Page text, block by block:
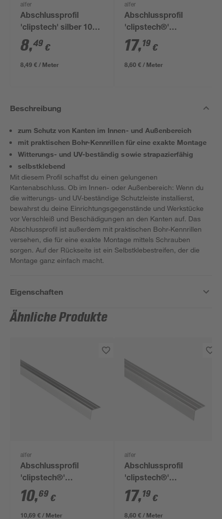
alfer
Abschlussprofil
'clipstech' silber 1000
x 8 mm
8,49 €
8,49 € / Meter
alfer
Abschlussprofil
'clipstech®'
Aluminium silber 1000
x 18 mm
17,19 €
8,60 € / Meter
Beschreibung
zum Schutz von Kanten im Innen- und Außenbereich
mit praktischen Bohr-Kennrillen für eine exakte Montage
Witterungs- und UV-beständig sowie strapazierfähig
selbstklebend
Mit diesem Profil schaffst du einen gelungenen
Kantenabschluss. Ob im Innen- oder Außenbereich: Wenn du
die witterungs- und UV-beständige Schutzleiste installierst,
bewahrst du deine Einrichtungsgegenstände und Werkstücke
vor Verschleiß und Beschädigungen an den Kanten auf. Das
Abschlussprofil ist außerdem mit praktischen Bohr-Kennrillen
versehen, die für eine exakte Montage mittels Schrauben
sorgen. Auf der Rückseite ist ein Selbstklebestreifen, der die
Montage ganz einfach macht.
Eigenschaften
Ähnliche Produkte
alfer
Abschlussprofil
'clipstech®'
Aluminium silber 1000
x 18 mm
10,69 €
10,69 € / Meter
alfer
Abschlussprofil
'clipstech®'
Aluminium silber 1000
x 18 mm
17,19 €
8,60 € / Meter